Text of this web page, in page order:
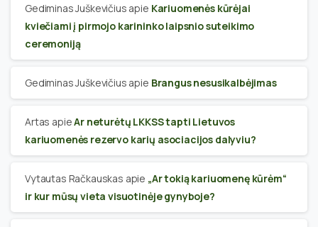
Gediminas Juškevičius apie Kariuomenės kūrėjai
kviečiami į pirmojo karininko laipsnio suteikimo
ceremoniją
Gediminas Juškevičius apie Brangus nesusikalbėjimas
Artas apieAr neturėtų LKKSS tapti Lietuvos
kariuomenės rezervo karių asociacijos dalyviu?
Vytautas Račkauskas apie „Ar tokią kariuomenę kūrėm“
ir kur mūsų vieta visuotinėje gynyboje?